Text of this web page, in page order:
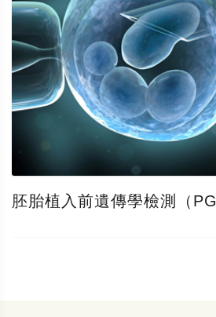
胚胎植入前遺傳學檢測（